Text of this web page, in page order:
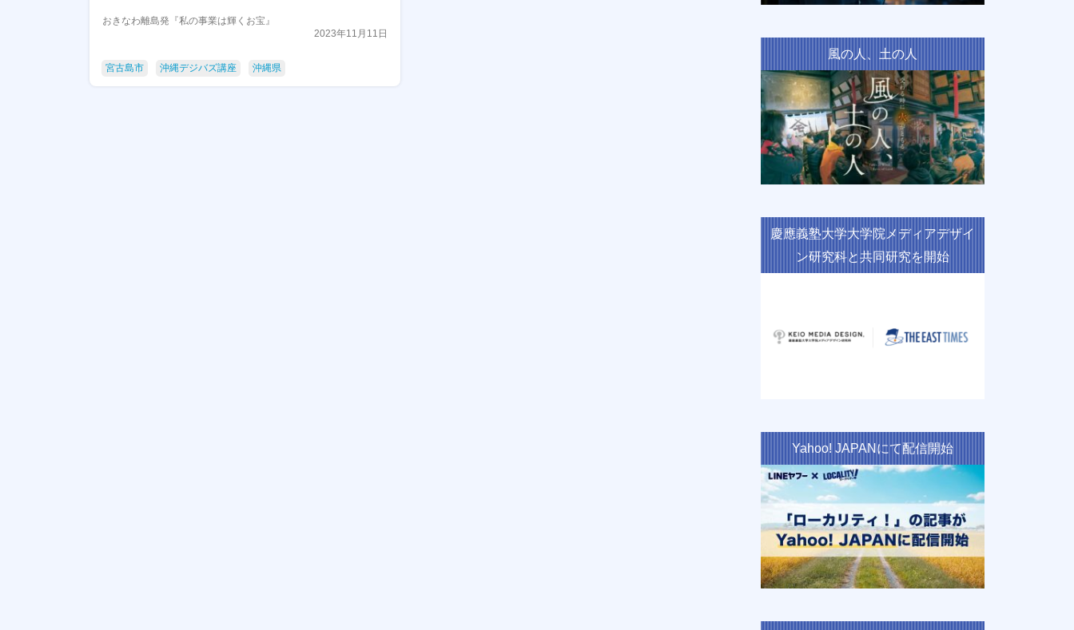
おきなわ離島発『私の事業は輝くお宝』
2023年11月11日
宮古島市 沖縄デジバズ講座 沖縄県
風の人、土の人
慶應義塾大学大学院メディアデザイ
ン研究科と共同研究を開始
Yahoo! JAPANにて配信開始